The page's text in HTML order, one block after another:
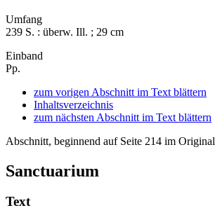
Umfang
239 S. : überw. Ill. ; 29 cm
Einband
Pp.
zum vorigen Abschnitt im Text blättern
Inhaltsverzeichnis
zum nächsten Abschnitt im Text blättern
Abschnitt, beginnend auf Seite 214 im Original
Sanctuarium
Text